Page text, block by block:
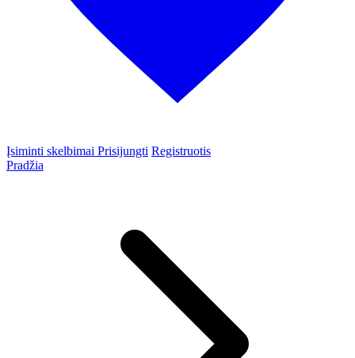
Įsiminti skelbimai Prisijungti Registruotis
Pradžia